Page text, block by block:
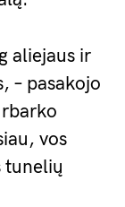
aliejaus ir
– pasakojo
vos
tunelių